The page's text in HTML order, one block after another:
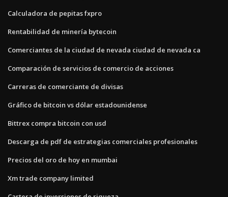
Calculadora de pepitas fxpro
Rentabilidad de minería bytecoin
Comerciantes de la ciudad de nevada ciudad de nevada ca
Comparación de servicios de comercio de acciones
Carreras de comerciante de divisas
Gráfico de bitcoin vs dólar estadounidense
Bittrex compra bitcoin con usd
Descarga de pdf de estrategias comerciales profesionales
Precios del oro de hoy en mumbai
Xm trade company limited